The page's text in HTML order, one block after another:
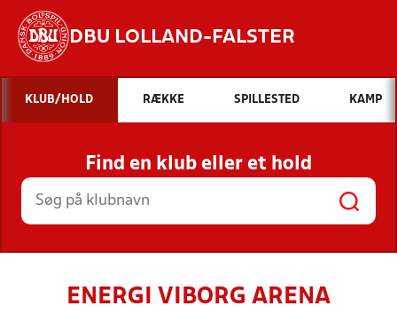
DBU LOLLAND-FALSTER
Hvad vil du søge efter?
INDHOLD OG NYHEDER
STILLINGER, RESULTATER, KLUBBER OG
HOLD
KLUB/HOLD RÆKKE SPILLESTED KAMP
Find en klub eller et hold
ENERGI VIBORG ARENA